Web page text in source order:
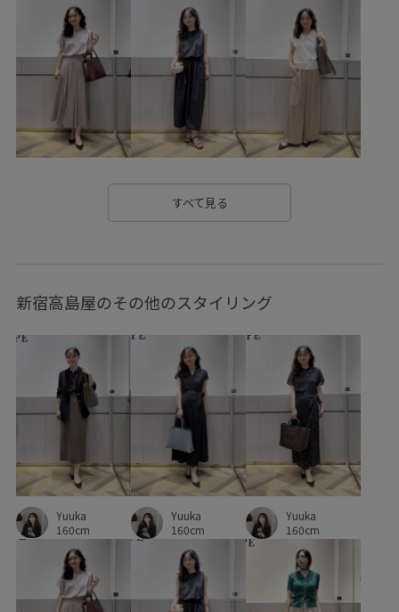
スッキリ見え タイトスカート タックイン
デスク ナイロン ハリ感 フリル ブラウス
ベルト ボウタイ ポリエステル リサイクル
リネン 上品
幅広 快適 抜け感 柔らかい肌触り 涼しげ
肌離れが良い 華やか
通勤バッグ
すべて見る
新宿高島屋のその他のスタイリング
Yuuka
160cm
Yuuka
160cm
Yuuka
160cm